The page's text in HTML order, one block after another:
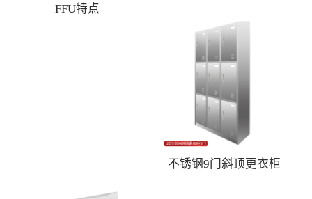
FFU特点
不锈钢9门斜顶更衣柜